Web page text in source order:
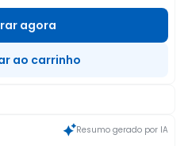
agora
ao carrinho
Resumo gerado por IA